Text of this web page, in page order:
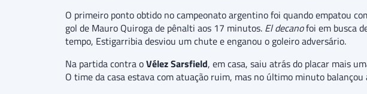
O primeiro ponto obtido no campeonato argentino foi quando empatou
gol de Mauro Quiroga de pênalti aos 17 minutos. El decanofoi em busca
tempo, Estigarribia desviou um chute e enganou o goleiro adversário.
Na partida contra oVélez Sarsfield, em casa, saiu atrás do placar mais
O time da casa estava com atuação ruim, mas no último minuto balançou